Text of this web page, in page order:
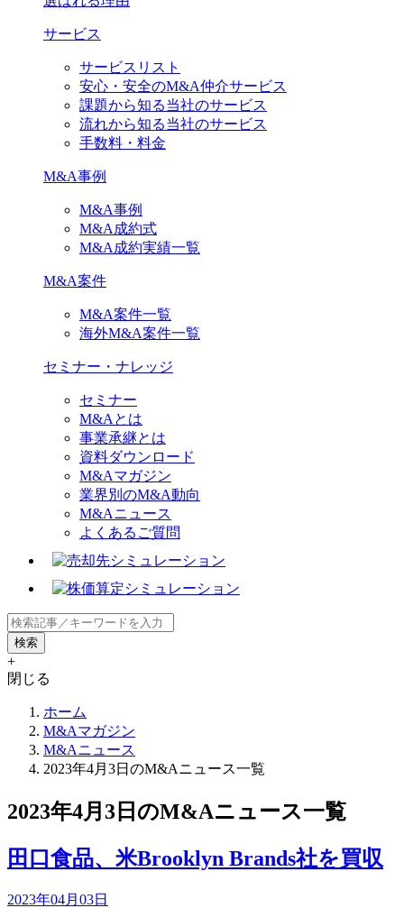
サービス
サービスリスト
安心・安全のM&A仲介サービス
課題から知る当社のサービス
流れから知る当社のサービス
手数料・料金
M&A事例
M&A事例
M&A成約式
M&A成約実績一覧
M&A案件
M&A案件一覧
海外M&A案件一覧
セミナー・ナレッジ
セミナー
M&Aとは
事業承継とは
資料ダウンロード
M&Aマガジン
業界別のM&A動向
M&Aニュース
よくあるご質問
+
閉じる
ホーム
M&Aマガジン
M&Aニュース
2023年4月3日のM&Aニュース一覧
2023年4月3日のM&Aニュース一覧
田口食品、米Brooklyn Brands社を買収
2023年04月03日